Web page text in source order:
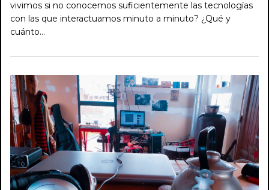
vivimos si no conocemos suficientemente las tecnologías
con las que interactuamos minuto a minuto? ¿Qué y
cuánto…